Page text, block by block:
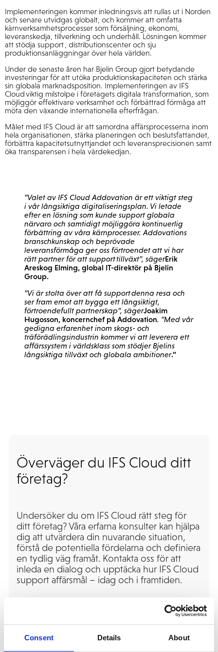
Consent Details About
Implementeringen kommer inledningsvis att rullas ut i Norden
och senare utvidgas globalt, och kommer att omfatta
kärnverksamhetsprocesser som försäljning, ekonomi,
leveranskedja, tillverkning och underhåll. Lösningen kommer
att stödja support , distributionscenter och sju
produktionsanläggningar över hela världen.
Under de senaste åren har Bjelin Group gjort betydande
investeringar för att utöka produktionskapaciteten och stärka
sin globala marknadsposition. Implementeringen av IFS
Cloud viktig milstolpe i företagets digitala transformation, som
möjliggör effektivare verksamhet och förbättrad förmåga att
möta den växande internationella efterfrågan.
Målet med IFS Cloud är att samordna affärsprocesserna inom
hela organisationen, stärka planeringen och beslutsfattandet,
förbättra kapacitetsutnyttjandet och leveransprecisionen samt
öka transparensen i hela värdekedjan.
”Valet av IFS Cloud Addovation är ett viktigt steg
i vår långsiktiga digitaliseringsplan. Vi letade
efter en lösning som kunde support globala
närvaro och samtidigt möjliggöra kontinuerlig
förbättring av våra kärnprocesser. Addovations
branschkunskap och beprövade
leveransförmåga ger oss förtroendet att vi har
rätt partner för att support tillväxt”, sägerErik
Areskog Elming, global IT-direktör på Bjelin
Group.
”Vi är stolta över att få support denna resa och
ser fram emot att bygga ett långsiktigt,
förtroendefullt partnerskap”, sägerJoakim
Hugosson, koncernchef på Addovation. ”Med vår
gedigna erfarenhet inom skogs- och
träförädlingsindustrin kommer vi att leverera ett
affärssystem i världsklass som stödjer Bjelins
långsiktiga tillväxt och globala ambitioner.”
Överväger du IFS Cloud ditt
företag?
Undersöker du om IFS Cloud rätt steg för
ditt företag? Våra erfarna konsulter kan hjälpa
dig att utvärdera din nuvarande situation,
förstå de potentiella fördelarna och definiera
en tydlig väg framåt. Kontakta oss för att
inleda en dialog och upptäcka hur IFS Cloud
support affärsmål – idag och i framtiden.